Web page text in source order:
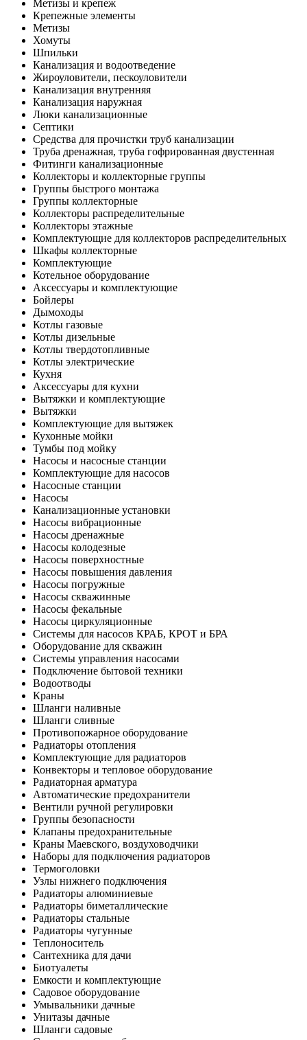
Метизы и крепеж
Крепежные элементы
Метизы
Хомуты
Шпильки
Канализация и водоотведение
Жироуловители, пескоуловители
Канализация внутренняя
Канализация наружная
Люки канализационные
Септики
Средства для прочистки труб канализации
Труба дренажная, труба гофрированная двустенная
Фитинги канализационные
Коллекторы и коллекторные группы
Группы быстрого монтажа
Группы коллекторные
Коллекторы распределительные
Коллекторы этажные
Комплектующие для коллекторов распределительных
Шкафы коллекторные
Комплектующие
Котельное оборудование
Аксессуары и комплектующие
Бойлеры
Дымоходы
Котлы газовые
Котлы дизельные
Котлы твердотопливные
Котлы электрические
Кухня
Аксессуары для кухни
Вытяжки и комплектующие
Вытяжки
Комплектующие для вытяжек
Кухонные мойки
Тумбы под мойку
Насосы и насосные станции
Комплектующие для насосов
Насосные станции
Насосы
Канализационные установки
Насосы вибрационные
Насосы дренажные
Насосы колодезные
Насосы поверхностные
Насосы повышения давления
Насосы погружные
Насосы скважинные
Насосы фекальные
Насосы циркуляционные
Системы для насосов КРАБ, КРОТ и БРА
Оборудование для скважин
Системы управления насосами
Подключение бытовой техники
Водоотводы
Краны
Шланги наливные
Шланги сливные
Противопожарное оборудование
Радиаторы отопления
Комплектующие для радиаторов
Конвекторы и тепловое оборудование
Радиаторная арматура
Автоматические предохранители
Вентили ручной регулировки
Группы безопасности
Клапаны предохранительные
Краны Маевского, воздуховодчики
Наборы для подключения радиаторов
Термоголовки
Узлы нижнего подключения
Радиаторы алюминиевые
Радиаторы биметаллические
Радиаторы стальные
Радиаторы чугунные
Теплоноситель
Сантехника для дачи
Биотуалеты
Емкости и комплектующие
Садовое оборудование
Умывальники дачные
Унитазы дачные
Шланги садовые